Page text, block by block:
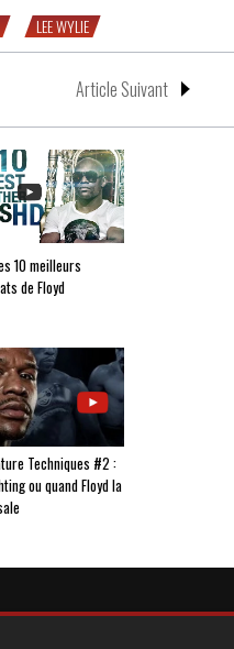
LEE WYLIE
Article Suivant
10 meilleurs
de Floyd
Techniques #2 :
ou quand Floyd la